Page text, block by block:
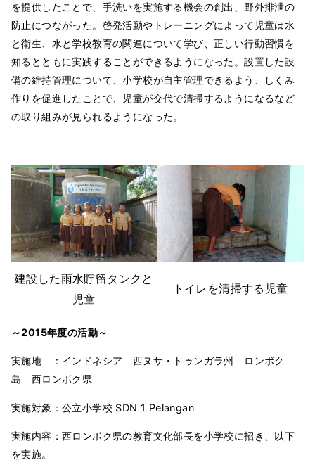
を提供したことで、手洗いを実施する機会の創出、野外排泄の
防止につながった。啓発活動やトレーニングによって児童は水
と衛生、水と学校教育の関連について学び、正しい行動習慣を
知るとともに実践することができるようになった。設置した設
備の維持管理について、小学校が自主管理できるよう、しくみ
作りを促進したことで、児童が交代で清掃するようになるなど
の取り組みが見られるようになった。
建設した雨水貯留タンクと
児童
トイレを清掃する児童
～2015年度の活動～
実施地 ：インドネシア 西ヌサ・トゥンガラ州 ロンボク
島 西ロンボク県
実施対象：公立小学校 SDN 1 Pelangan
実施内容：西ロンボク県の教育文化部長を小学校に招き、以下
を実施。